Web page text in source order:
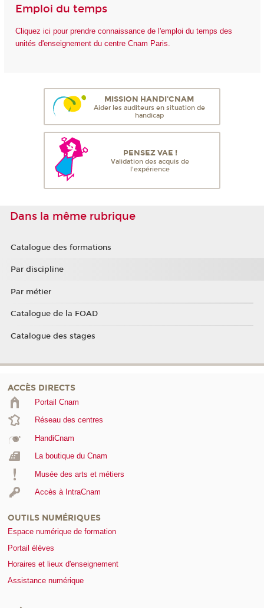
Emploi du temps
Cliquez ici pour prendre connaissance de l'emploi du temps des
unités d'enseignement du centre Cnam Paris.
MISSION HANDI'CNAM
Aider les auditeurs en situation de
handicap
PENSEZ VAE !
Validation des acquis de
l'expérience
Dans la même rubrique
Catalogue des formations
Par discipline
Par métier
Catalogue de la FOAD
Catalogue des stages
ACCÈS DIRECTS
Portail Cnam
Réseau des centres
HandiCnam
La boutique du Cnam
Musée des arts et métiers
Accès à IntraCnam
OUTILS NUMÉRIQUES
Espace numérique de formation
Portail élèves
Horaires et lieux d'enseignement
Assistance numérique